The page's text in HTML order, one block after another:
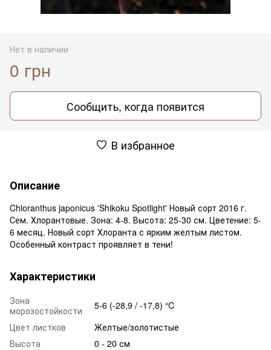
Нет в наличии
0 грн
Сообщить, когда появится
В избранное
Описание
Chloranthus japonicus 'Shikoku Spotlight' Новый сорт 2016 г.
Сем. Хлорантовые. Зона: 4-8. Высота: 25-30 см. Цветение: 5-
6 месяц. Новый сорт Хлоранта с ярким желтым листом.
Особенный контраст проявляет в тени!
Характеристики
Зона
морозостойкости
5-6 (-28,9 / -17,8) ℃
Цвет листков
Желтые/золотистые
Высота
0 - 20 см